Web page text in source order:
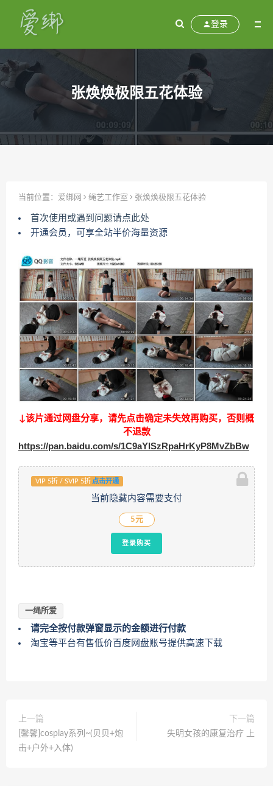
登录
张焕焕极限五花体验
当前位置： 爱绑网 绳艺工作室 张焕焕极限五花体验
首次使用或遇到问题请点此处
开通会员，可享全站半价海量资源
↓该片通过网盘分享，请先点击确定未失效再购买，否则概
不退款
https://pan.baidu.com/s/1C9aYISzRpaHrKyP8MvZbBw
VIP 5折 / SVIP 5折 点击开通
当前隐藏内容需要支付
5元
登录购买
一绳所爱
请完全按付款弹窗显示的金额进行付款
淘宝等平台有售低价百度网盘账号提供高速下载
上一篇
[馨馨]cosplay系列~(贝贝+炮
击+户外+入体)
下一篇
失明女孩的康复治疗 上